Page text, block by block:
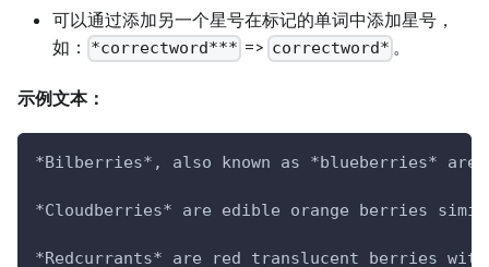
可以通过添加另一个星号在标记的单词中添加星号，
如：
*correctword*** => correctword* 。
示例文本：
*Bilberries*, also known as *blueberries*
*Cloudberries* are edible orange berries
*Redcurrants* are red translucent berries